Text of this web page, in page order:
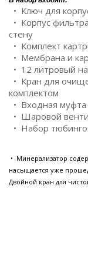
• Ключ для
• Корпус
стену
• Комплект
• Мембрана и
• 12 литровый
• Кран для
комплектом
• Входная муфта
• Шаровой
• Набор
• Минерализатор
насыщается уже
Двойной кран для